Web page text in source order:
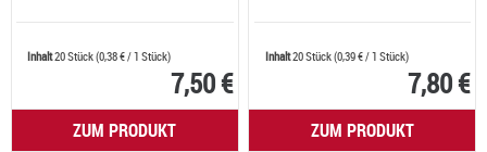
Inhalt20 Stück(0,38 €/ 1 Stück)
7,50 €
ZUM PRODUKT
Inhalt20 Stück(0,39 €/ 1 Stück)
7,80 €
ZUM PRODUKT